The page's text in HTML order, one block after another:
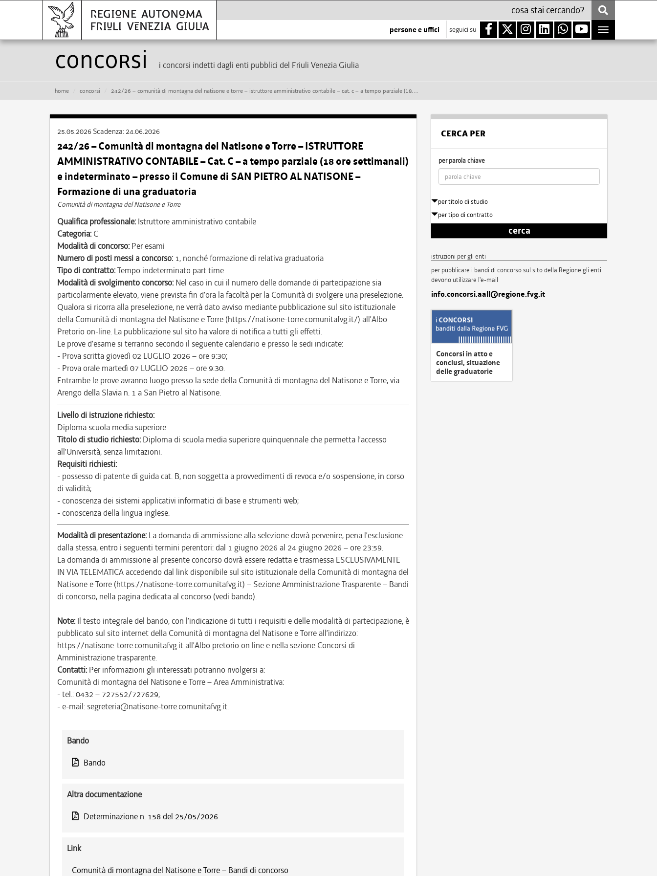
persone e uffici seguici su
Toggle
navigation
Concorsi i concorsi indetti dagli enti pubblici del Friuli Venezia Giulia
home concorsi 242/26 – comunità di montagna del natisone e torre – istruttore amministrativo contabile – cat. c – a tempo parziale (18 ore settimanali) e indeterminato – presso il comune di san pietro al natisone – formazione di una graduatoria
25.05.2026 Scadenza: 24.06.2026
242/26 – Comunità di montagna del Natisone e Torre – ISTRUTTORE
AMMINISTRATIVO CONTABILE – Cat. C – a tempo parziale (18 ore settimanali)
e indeterminato – presso il Comune di SAN PIETRO AL NATISONE –
Formazione di una graduatoria
Comunità di montagna del Natisone e Torre
Qualifica professionale: Istruttore amministrativo contabile
Categoria: C
Modalità di concorso: Per esami
Numero di posti messi a concorso: 1, nonché formazione di relativa graduatoria
Tipo di contratto:Tempo indeterminato part time
Modalità di svolgimento concorso: Nel caso in cui il numero delle domande di partecipazione sia
particolarmente elevato, viene prevista fin d’ora la facoltà per la Comunità di svolgere una preselezione.
Qualora si ricorra alla preselezione, ne verrà dato avviso mediante pubblicazione sul sito istituzionale
della Comunità di montagna del Natisone e Torre (https://natisone-torre.comunitafvg.it/) all’Albo
Pretorio on-line. La pubblicazione sul sito ha valore di notifica a tutti gli effetti.
Le prove d’esame si terranno secondo il seguente calendario e presso le sedi indicate:
- Prova scritta giovedì 02 LUGLIO 2026 – ore 9:30;
- Prova orale martedì 07 LUGLIO 2026 – ore 9:30.
Entrambe le prove avranno luogo presso la sede della Comunità di montagna del Natisone e Torre, via
Arengo della Slavia n. 1 a San Pietro al Natisone.
Livello di istruzione richiesto:
Diploma scuola media superiore
Titolo di studio richiesto: Diploma di scuola media superiore quinquennale che permetta l’accesso
all’Università, senza limitazioni.
Requisiti richiesti:
- possesso di patente di guida cat. B, non soggetta a provvedimenti di revoca e/o sospensione, in corso
di validità;
- conoscenza dei sistemi applicativi informatici di base e strumenti web;
- conoscenza della lingua inglese.
Modalità di presentazione: La domanda di ammissione alla selezione dovrà pervenire, pena l’esclusione
dalla stessa, entro i seguenti termini perentori: dal 1 giugno 2026 al 24 giugno 2026 – ore 23:59.
La domanda di ammissione al presente concorso dovrà essere redatta e trasmessa ESCLUSIVAMENTE
IN VIA TELEMATICA accedendo dal link disponibile sul sito istituzionale della Comunità di montagna del
Natisone e Torre (https://natisone-torre.comunitafvg.it) – Sezione Amministrazione Trasparente – Bandi
di concorso, nella pagina dedicata al concorso (vedi bando).
Note: Il testo integrale del bando, con l’indicazione di tutti i requisiti e delle modalità di partecipazione, è
pubblicato sul sito internet della Comunità di montagna del Natisone e Torre all’indirizzo:
https://natisone-torre.comunitafvg.it all’Albo pretorio on line e nella sezione Concorsi di
Amministrazione trasparente.
Contatti: Per informazioni gli interessati potranno rivolgersi a:
Comunità di montagna del Natisone e Torre – Area Amministrativa:
- tel.: 0432 – 727552/727629;
- e-mail: segreteria@natisone-torre.comunitafvg.it.
Bando
Bando
Altra documentazione
Determinazione n. 158 del 25/05/2026
Link
Comunità di montagna del Natisone e Torre – Bandi di concorso
CERCA PER
per parola chiave
per titolo di studio
per tipo di contratto
cerca
istruzioni per gli enti
per pubblicare i bandi di concorso sul sito della Regione gli enti
devono utilizzare l'e-mail
info.concorsi.aall@regione.fvg.it
Concorsi in atto e
conclusi, situazione
delle graduatorie